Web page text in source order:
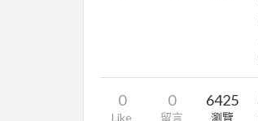
0
Like
0
留言
6425
瀏覽